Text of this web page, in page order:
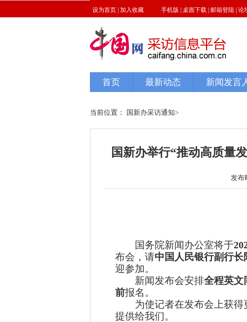
当前位置： 国新办采访通知>
国新办举行“推动高质量
发布
国务院新闻办公室将于
布会，请中国人民银行副行长
迎参加。
新闻发布会安排全程英文
前报名。
为使记者在发布会上获
提供给我们。